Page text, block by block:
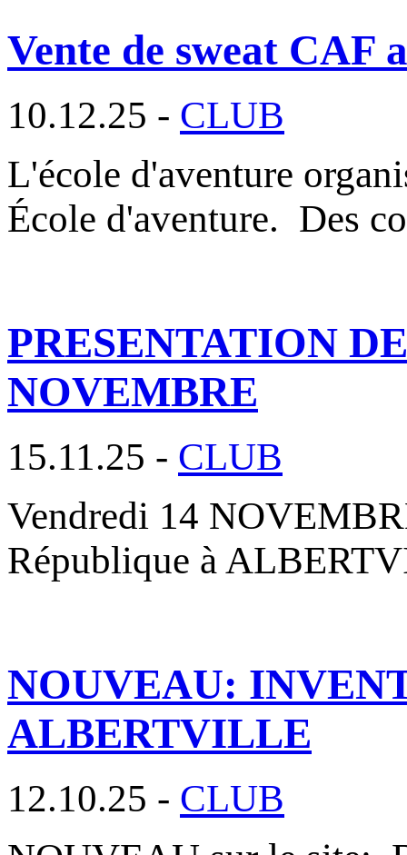
Vente de sweat CAF
10.12.25 - CLUB
L'école d'aventure
École d'aventure. Des
PRESENTATION
NOVEMBRE
15.11.25 - CLUB
Vendredi 14
République à
NOUVEAU:
ALBERTVILLE
12.10.25 - CLUB